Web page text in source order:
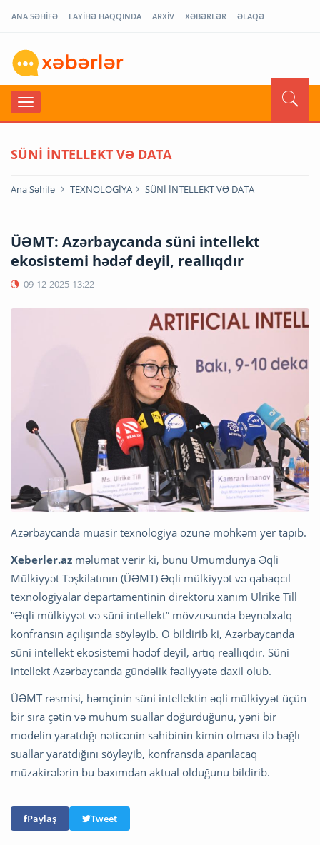
ANA SƏHİFƏ LAYİHƏ HAQQINDA ARXİV XƏBƏRLƏR ƏLAQƏ
SÜNİ İNTELLEKT VƏ DATA
Ana Səhifə TEXNOLOGİYA SÜNİ İNTELLEKT VƏ DATA
ÜƏMT: Azərbaycanda süni intellekt
ekosistemi hədəf deyil, reallıqdır
09-12-2025 13:22
Azərbaycanda müasir texnologiya özünə möhkəm yer tapıb.
Xeberler.az məlumat verir ki, bunu Ümumdünya Əqli
Mülkiyyət Təşkilatının (ÜƏMT) Əqli mülkiyyət və qabaqcıl
texnologiyalar departamentinin direktoru xanım Ulrike Till
“Əqli mülkiyyət və süni intellekt” mövzusunda beynəlxalq
konfransın açılışında söyləyib. O bildirib ki, Azərbaycanda
süni intellekt ekosistemi hədəf deyil, artıq reallıqdır. Süni
intellekt Azərbaycanda gündəlik fəaliyyətə daxil olub.
ÜƏMT rəsmisi, həmçinin süni intellektin əqli mülkiyyət üçün
bir sıra çətin və mühüm suallar doğurduğunu, yəni bir
modelin yaratdığı nəticənin sahibinin kimin olması ilə bağlı
suallar yaratdığını söyləyib, konfransda aparılacaq
müzakirələrin bu baxımdan aktual olduğunu bildirib.
Paylaş Tweet